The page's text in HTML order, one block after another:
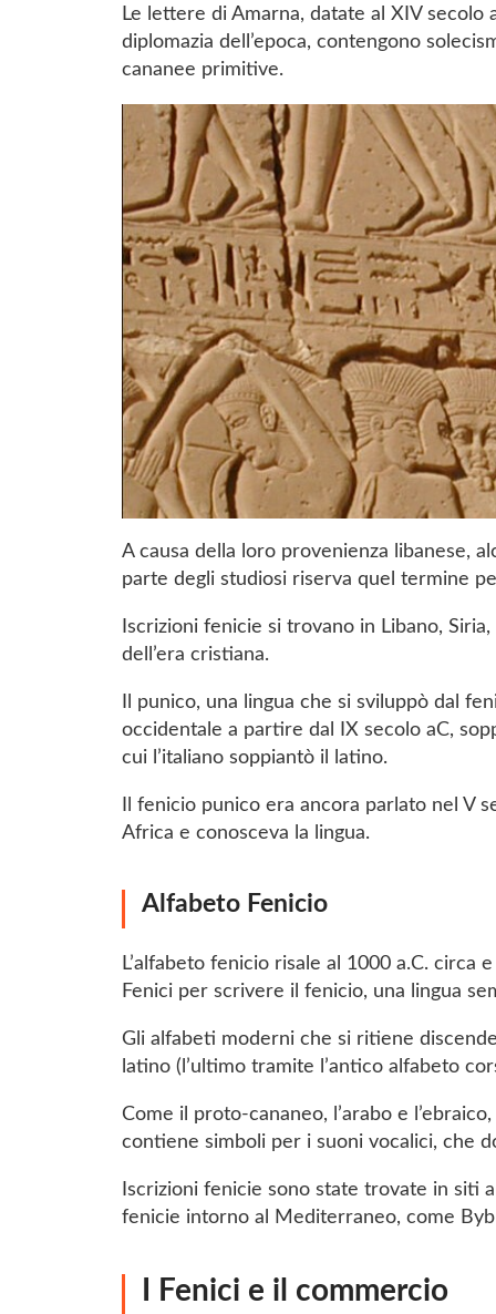
Le lettere di Amarna, datate al XIV secolo
diplomazia dell’epoca, contengono
cananee primitive.
A causa della loro provenienza libanese,
parte degli studiosi riserva quel termine
Iscrizioni fenicie si trovano in Libano,
dell’era cristiana.
Il punico, una lingua che si sviluppò dal
occidentale a partire dal IX secolo aC,
cui l’italiano soppiantò il latino.
Il fenicio punico era ancora parlato nel V
Africa e conosceva la lingua.
Alfabeto Fenicio
L’alfabeto fenicio risale al 1000 a.C. circa
Fenici per scrivere il fenicio, una lingua
Gli alfabeti moderni che si ritiene
latino (l’ultimo tramite l’antico alfabeto
Come il proto-cananeo, l’arabo e
contiene simboli per i suoni vocalici, che
Iscrizioni fenicie sono state trovate in siti
fenicie intorno al Mediterraneo, come
I Fenici e il commercio